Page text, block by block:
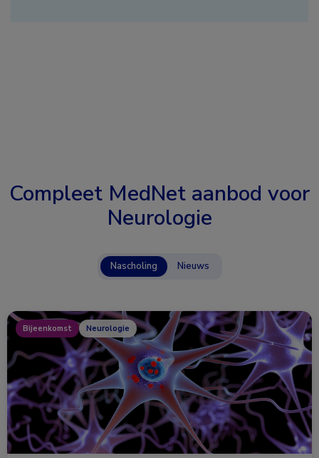
Compleet MedNet aanbod voor
Neurologie
Nascholing Nieuws
Bijeenkomst Neurologie